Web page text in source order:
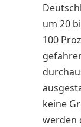
um 20
100
keine
werden